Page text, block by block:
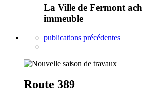
La Ville de Fermont
immeuble
publications précédentes
Route 389